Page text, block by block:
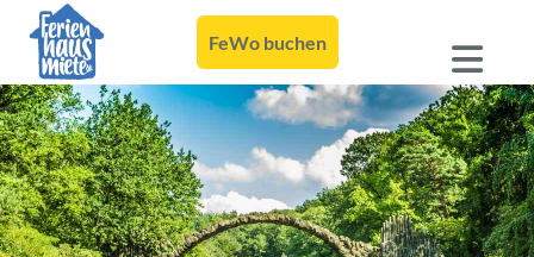
FeWo buchen